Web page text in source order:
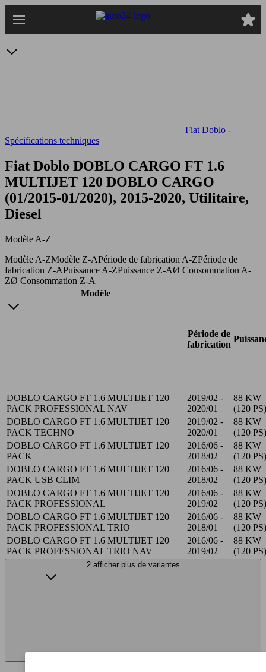
au
Fiat Doblo -
Spécifications techniques
Fiat Doblo DOBLO CARGO FT 1.6
MULTIJET 120 DOBLO CARGO
(01/2015-01/2020), 2015-2020, Utilitaire,
Diesel
Modèle A-Z
Modèle A-ZModèle Z-APériode de fabrication A-ZPériode de
fabrication Z-APuissance A-ZPuissance Z-AØ Consommation A-
ZØ Consommation Z-A
Modèle
Période de
fabrication
DOBLO CARGO FT 1.6 MULTIJET 120
PACK PROFESSIONAL NAV
2019/02 -
2020/01
88 KW
(120 PS)
DOBLO CARGO FT 1.6 MULTIJET 120
PACK TECHNO
2019/02 -
2020/01
88 KW
(120 PS)
DOBLO CARGO FT 1.6 MULTIJET 120
PACK
2016/06 -
2018/02
88 KW
(120 PS)
DOBLO CARGO FT 1.6 MULTIJET 120
PACK USB CLIM
2016/06 -
2018/02
88 KW
(120 PS)
DOBLO CARGO FT 1.6 MULTIJET 120
PACK PROFESSIONAL
2016/06 -
2019/02
88 KW
(120 PS)
DOBLO CARGO FT 1.6 MULTIJET 120
PACK PROFESSIONAL TRIO
2016/06 -
2018/01
88 KW
(120 PS)
DOBLO CARGO FT 1.6 MULTIJET 120
PACK PROFESSIONAL TRIO NAV
2016/06 -
2019/02
88 KW
(120 PS)
2 afficher plus de variantes